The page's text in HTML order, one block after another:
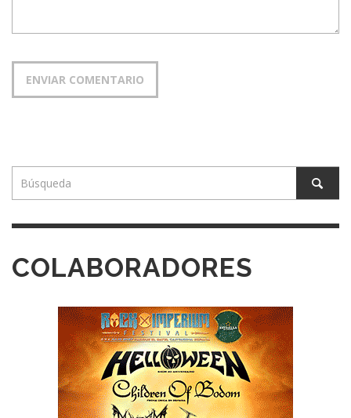
COLABORADORES